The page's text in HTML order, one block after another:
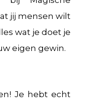
jij mensen wilt
wat je doet je
eigen gewin.
Je hebt echt